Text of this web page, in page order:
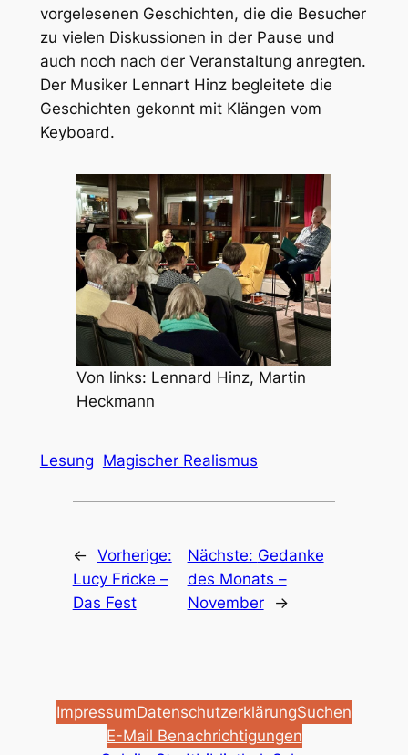
vorgelesenen Geschichten, die die Besucher
zu vielen Diskussionen in der Pause und
auch noch nach der Veranstaltung anregten.
Der Musiker Lennart Hinz begleitete die
Geschichten gekonnt mit Klängen vom
Keyboard.
Von links: Lennard Hinz, Martin
Heckmann
Lesung Magischer Realismus
← Vorherige:
Lucy Fricke –
Das Fest
Nächste: Gedanke
des Monats –
November
→
ImpressumDatenschutzerklärungSuchen
E-Mail Benachrichtigungen